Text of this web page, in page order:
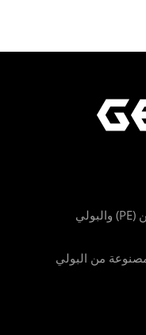
نظام غسيل الأغشية البولي ايثيلين (PE) والبولي
من البولي